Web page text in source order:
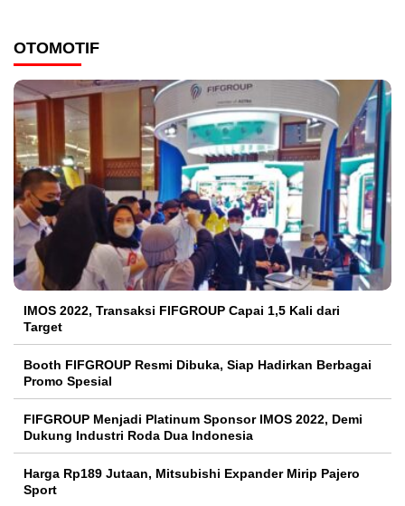
OTOMOTIF
IMOS 2022, Transaksi FIFGROUP Capai 1,5 Kali dari
Target
Booth FIFGROUP Resmi Dibuka, Siap Hadirkan Berbagai
Promo Spesial
FIFGROUP Menjadi Platinum Sponsor IMOS 2022, Demi
Dukung Industri Roda Dua Indonesia
Harga Rp189 Jutaan, Mitsubishi Expander Mirip Pajero
Sport